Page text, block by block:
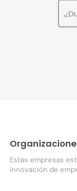
Estas empresas
innovación de